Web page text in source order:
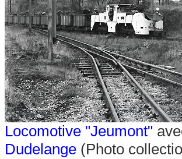
Locomotive "Jeumont"
Dudelange (Photo